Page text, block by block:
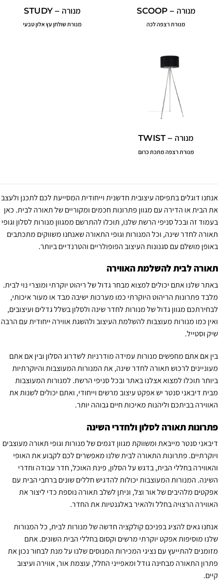
מנורה – SCOOP
מנורת רצפה לכה
מנורה – STUDY
מנורת שולחן עץ אלון טבעי
מנורה – TWIST
מנורת רצפה מתכת כרום
אנחנו דוגלים בתפיסה עיצובית חדשנית וייחודית המסייעת לכם לתכנן ולעצב
את הבית או הדירה עם מגוון פתרונות חכמים ומקוריים של תאורה לבית. כאן
בעמוד זה ובכל סניפי הרשת שלנו, תוכלו להתרשם ממגוון מנורות לסלון וגופי
תאורה לחדר שינה, וכל המנורות וגופי התאורה שאנחנו משווקים מתכתבים
באופן מושלם עם סגנונות העיצוב הפופולריים והטרנדיים ביותר.
תאורה לבית להשלמת האווירה
באתר שלנו אתם יכולים למצוא מבחר גדול של ריהוט יוקרתי ומוצרי נוי לבית.
מלבד פתרונות הריהוט היוקרתי כמו מערכות ישיבה מבד או מעור איכותי,
לבחירתכם מגוון גדול של מנורות לחדר שינה ולסלון בשלל גדלים ועיצובים,
ואין כמו מנורות מעוצבות להשלמת העיצוב ולהשגת אווירה ייחודית עם הרבה
שיק וסטייל.
בין אם אתם מחפשים מנורות עמידה מודרניות לשדרוג הסלון ובין אם אתם
מעוניינים לרכוש תאורה לחדר שינה, את המנורות המעוצבות והיוקרתיות
ביותר תוכלו למצוא אצלנו באתר ובכל סניפי הרשת. למנורות המעוצבות
מבית דיבאני סנטר יש אפקט עיצוב מרשים וייחודי, ואתם יכולים לשנות את
האווירה בביתכם וליהנות מאיכות חיים גבוהה יותר.
פתרונות תאורה לסלון ולחדרי השינה
דיבאני סנטר מייבאת ומשווקת מגוון דגמים של מנורות וגופי תאורה מעוצבים
ויוקרתיים. פתרונות התאורה לבית שלנו מאפשרים לכם לקבוע את האופי
והאווירה בחללי הבית, בדגש על הסלון, פינת האוכל, חדר עבודה וחדרי
השינה. המנורות המעוצבות יכולות להדגיש חללים שונים ברחבי הבית עם
אפקטים מלהיבים של אור וצל, וניתן לשלב תאורה נוספת כדי ליצור את
האווירה הרצויה בחלל ולהאיר באלגנטיות את החדר.
אנחנו גאים להציג בפניכם קולקציה חדשה של מנורות לבית, כל המנורות
שלנו מוסיפות אפקט יוקרתי מרשים וקסום בחללי הבית השונים. אתם
מזומנים להתייעץ עם נציגי המכירות המנוסים שלנו על מנת לבחור נכון את
פתרון התאורה מבחינה גודל ומאפייני החלל, עוצמת אור, אווירה ועיצוב
קיים.